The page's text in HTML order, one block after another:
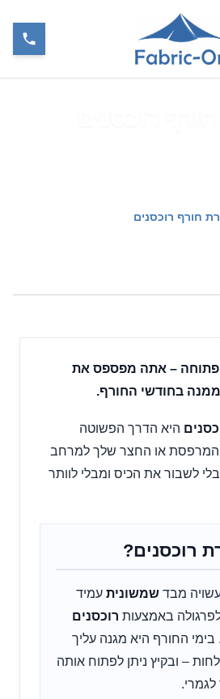
חורף רוכסנים
פתוחה – אתה מפספס את
בחודשי החורף.
היא הדרך הפשוטה
המרפסת או החצר שלך למרחב
לשבור את הכיס ומבלי לוותר
רוכסנים?
מבד שמשוניתעמיד
באמצעות רוכסנים
. בימי החורף היא מגנה עליך
– ובקיץ ניתן לפתוח אותה